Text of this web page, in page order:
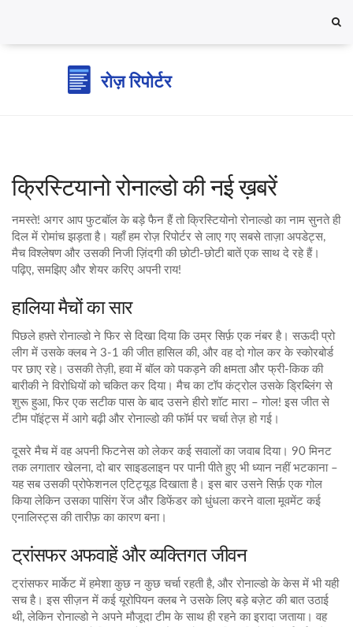
क्रिस्टियानो रोनाल्डो की नई ख़बरें
नमस्ते! अगर आप फुटबॉल के बड़े फैन हैं तो क्रिस्टियोनो रोनाल्डो का नाम सुनते ही
दिल में रोमांच झड़ता है। यहाँ हम रोज़ रिपोर्टर से लाए गए सबसे ताज़ा अपडेट्स,
मैच विश्लेषण और उसकी निजी ज़िंदगी की छोटी‑छोटी बातें एक साथ दे रहे हैं।
पढ़िए, समझिए और शेयर करिए अपनी राय!
हालिया मैचों का सार
पिछले हफ़्ते रोनाल्डो ने फिर से दिखा दिया कि उम्र सिर्फ़ एक नंबर है। सऊदी प्रो
लीग में उसके क्लब ने 3-1 की जीत हासिल की, और वह दो गोल कर के स्कोरबोर्ड
पर छाए रहे। उसकी तेज़ी, हवा में बॉल को पकड़ने की क्षमता और फ्री‑किक की
बारीकी ने विरोधियों को चकित कर दिया। मैच का टॉप कंट्रोल उसके ड्रिब्लिंग से
शुरू हुआ, फिर एक सटीक पास के बाद उसने हीरो शॉट मारा – गोल! इस जीत से
टीम पॉइंट्स में आगे बढ़ी और रोनाल्डो की फॉर्म पर चर्चा तेज़ हो गई।
दूसरे मैच में वह अपनी फिटनेस को लेकर कई सवालों का जवाब दिया। 90 मिनट
तक लगातार खेलना, दो बार साइडलाइन पर पानी पीते हुए भी ध्यान नहीं भटकाना –
यह सब उसकी प्रोफेशनल एटिट्यूड दिखाता है। इस बार उसने सिर्फ़ एक गोल
किया लेकिन उसका पासिंग रेंज और डिफेंडर को धुंधला करने वाला मूवमेंट कई
एनालिस्ट्स की तारीफ़ का कारण बना।
ट्रांसफर अफवाहें और व्यक्तिगत जीवन
ट्रांसफर मार्केट में हमेशा कुछ न कुछ चर्चा रहती है, और रोनाल्डो के केस में भी यही
सच है। इस सीज़न में कई यूरोपियन क्लब ने उसके लिए बड़े बज़ेट की बात उठाई
थी, लेकिन रोनाल्डो ने अपने मौजूदा टीम के साथ ही रहने का इरादा जताया। वह